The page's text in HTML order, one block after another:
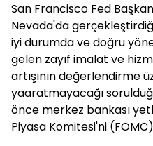
San Francisco Fed
Nevada'da
iyi durumda ve doğru
gelen zayıf imalat ve
artışının değerlendirme
yaaratmayacağı
önce merkez bankası
Piyasa Komitesi'ni